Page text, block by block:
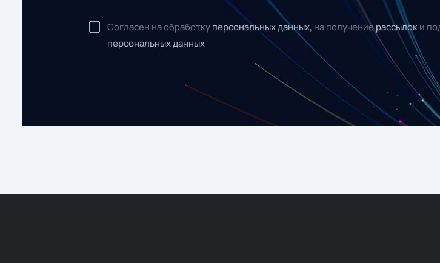
Согласен на обработку персональных данных, на получениерассылок и
персональных данных